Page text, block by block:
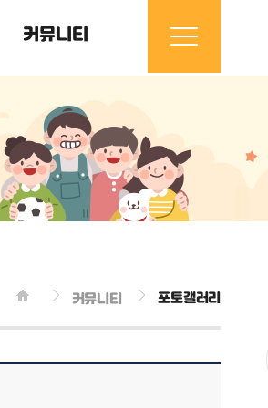
커뮤니티
커뮤니티 포토갤러리